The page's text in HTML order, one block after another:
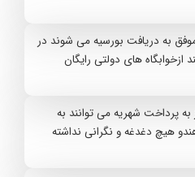
به دریافت بورسیه می شوند در
ازخوابگاه های دولتی رایگان
به پرداخت شهریه می توانند به
هیچ دغدغه و نگرانی نداشته